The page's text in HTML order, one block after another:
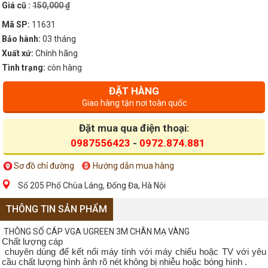
Giá cũ : 150,000 ₫
Mã SP: 11631
Bảo hành: 03 tháng
Xuất xứ: Chính hãng
Tình trạng: còn hàng
ĐẶT HÀNG
Giao hàng tận nơi toàn quốc
Đặt mua qua điện thoại:
0987556423 - 0972.874.881
Sơ đồ chỉ đường Hướng dẫn mua hàng
Số 205 Phố Chùa Láng, Đống Đa, Hà Nội
THÔNG TIN SẢN PHẨM
THÔNG SỐ CÁP VGA UGREEN 3M CHÂN MẠ VÀNG
Chất lượng cáp
chuyên dùng để kết nối máy tính với máy chiếu hoặc TV với yêu
cầu chất lượng hình ảnh rõ nét không bị nhiễu hoặc bóng hình .